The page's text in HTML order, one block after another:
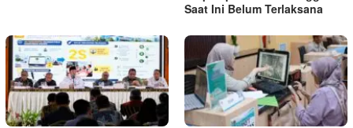
Saat Ini Belum Terlaksana